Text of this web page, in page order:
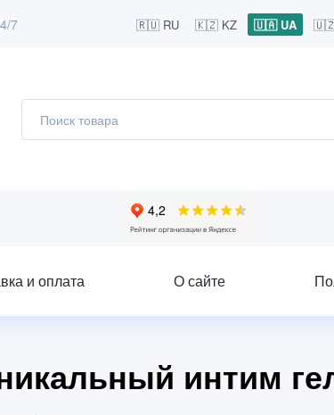
7 🇷🇺 RU 🇰🇿 KZ 🇺🇦 UA 🇺🇿
и оплата О сайте
интим